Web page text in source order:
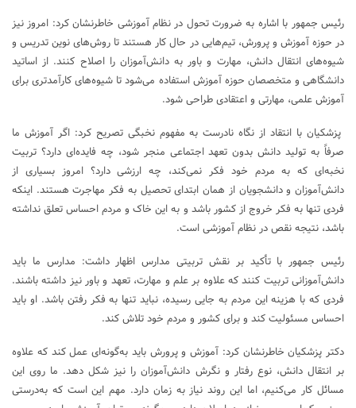
رئیس جمهور با اشاره به ضرورت تحول در نظام آموزشی خاطرنشان کرد: امروز نیز
در حوزه آموزش و پرورش، تیم‌هایی در حال کار هستند تا روش‌های نوین تدریس و
شیوه‌های انتقال دانش، مهارت و باور به دانش‌آموزان را اصلاح کنند. از اساتید
دانشگاهی و متخصصان حوزه آموزش استفاده می‌شود تا شیوه‌های کارآمدتری برای
آموزش علمی، مهارتی و اعتقادی طراحی شود.
پزشکیان با انتقاد از نگاه نادرست به مفهوم نخبگی تصریح کرد: اگر آموزش ما
صرفاً به تولید دانش بدون تعهد اجتماعی منجر شود، چه فایده‌ای دارد؟ تربیت
نخبه‌ای که به مردم خود فکر نمی‌کند، چه ارزشی دارد؟ امروز بسیاری از
دانش‌آموزان و دانشجویان از همان ابتدای تحصیل به فکر مهاجرت هستند. اینکه
فردی تنها به فکر خروج از کشور باشد و به این خاک و مردم احساس تعلق نداشته
باشد، نتیجه نقص در نظام آموزشی است.
رئیس جمهور با تأکید بر نقش تربیتی مدارس اظهار داشت: مدارس ما باید
دانش‌آموزانی تربیت کنند که علاوه بر علم و مهارت، تعهد و باور نیز داشته باشند.
فردی که با هزینه این مردم به جایی رسیده، نباید تنها به فکر رفتن باشد. او باید
احساس مسئولیت کند و برای کشور و مردم خود تلاش کند.
دکتر پزشکیان خاطرنشان کرد: آموزش و پرورش باید به‌گونه‌ای عمل کند که علاوه
بر انتقال دانش، نوع رفتار و نگرش دانش‌آموزان را نیز شکل دهد. ما روی این
مسائل کار می‌کنیم، اما این روند نیاز به زمان دارد. مهم این است که به‌درستی